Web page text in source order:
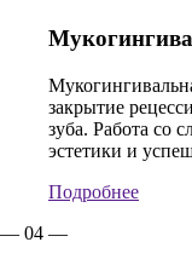
закрытие
зуба. Работа со
эстетики и
Подробнее
— 04 —